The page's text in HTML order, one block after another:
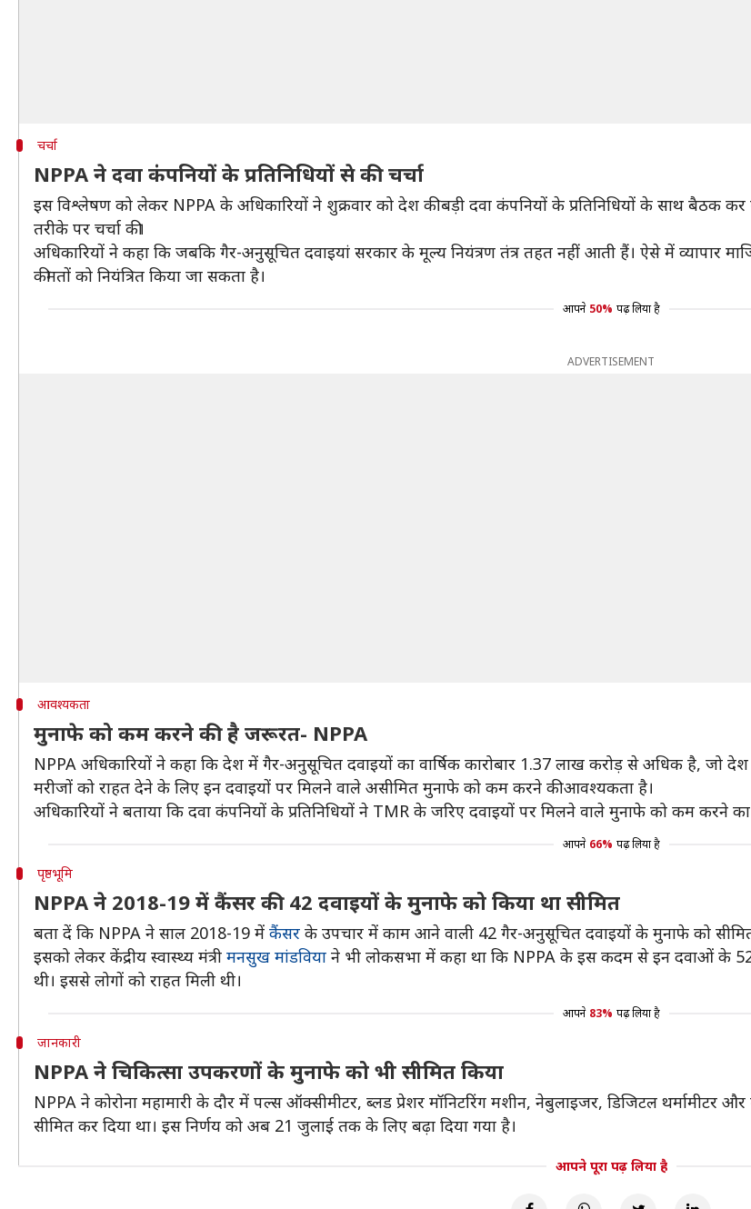
चर्चा
NPPA ने दवा कंपनियों के प्रतिनिधियों से की चर्चा
इस विश्लेषण को लेकर NPPA के अधिकारियों ने शुक्रवार को देश की बड़ी दवा कंपनियों के प्रतिनिधियों के साथ बैठक
तरीके पर चर्चा की।
अधिकारियों ने कहा कि जबकि गैर-अनुसूचित दवाइयां सरकार के मूल्य नियंत्रण तंत्र तहत नहीं आती हैं। ऐसे में व्यापार
कीमतों को नियंत्रित किया जा सकता है।
आपने 50% पढ़ लिया है
ADVERTISEMENT
आवश्यकता
मुनाफे को कम करने की है जरूरत- NPPA
NPPA अधिकारियों ने कहा कि देश में गैर-अनुसूचित दवाइयों का वार्षिक कारोबार 1.37 लाख करोड़ से अधिक है, जो देश
मरीजों को राहत देने के लिए इन दवाइयों पर मिलने वाले असीमित मुनाफे को कम करने की आवश्यकता है।
अधिकारियों ने बताया कि दवा कंपनियों के प्रतिनिधियों ने TMR के जरिए दवाइयों पर मिलने वाले मुनाफे को कम करने का
आपने 66% पढ़ लिया है
पृष्ठभूमि
NPPA ने 2018-19 में कैंसर की 42 दवाइयों के मुनाफे को किया था सीमित
बता दें कि NPPA ने साल 2018-19 में कैंसर के उपचार में काम आने वाली 42 गैर-अनुसूचित दवाइयों के मुनाफे को
इसको लेकर केंद्रीय स्वास्थ्य मंत्री मनसुख मांडविया ने भी लोकसभा में कहा था कि NPPA के इस कदम से इन दवाओं के
थी। इससे लोगों को राहत मिली थी।
आपने 83% पढ़ लिया है
जानकारी
NPPA ने चिकित्सा उपकरणों के मुनाफे को भी सीमित किया
NPPA ने कोरोना महामारी के दौर में पल्स ऑक्सीमीटर, ब्लड प्रेशर मॉनिटरिंग मशीन, नेबुलाइजर, डिजिटल थर्मामीटर
सीमित कर दिया था। इस निर्णय को अब 21 जुलाई तक के लिए बढ़ा दिया गया है।
आपने पूरा पढ़ लिया है